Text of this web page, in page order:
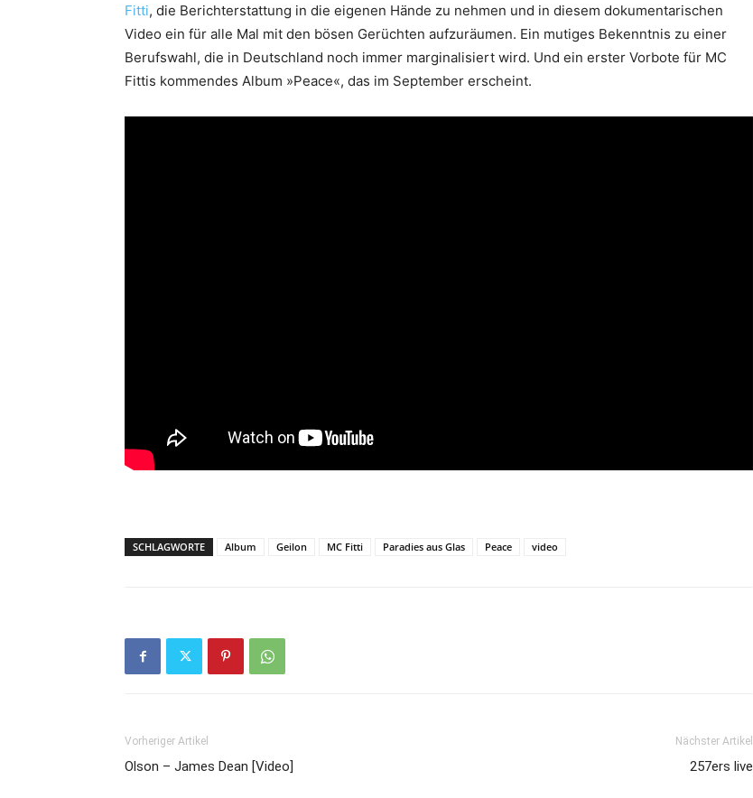
Fitti, die Berichterstattung in die eigenen Hände zu nehmen und in diesem dokumentarischen
Video ein für alle Mal mit den bösen Gerüchten aufzuräumen. Ein mutiges Bekenntnis zu einer
Berufswahl, die in Deutschland noch immer marginalisiert wird. Und ein erster Vorbote für MC
Fittis kommendes Album »Peace«, das im September erscheint.
SCHLAGWORTE Album Geilon MC Fitti Paradies aus Glas Peace video
Vorheriger Artikel
Olson – James Dean [Video]
Nächster Artikel
257ers live